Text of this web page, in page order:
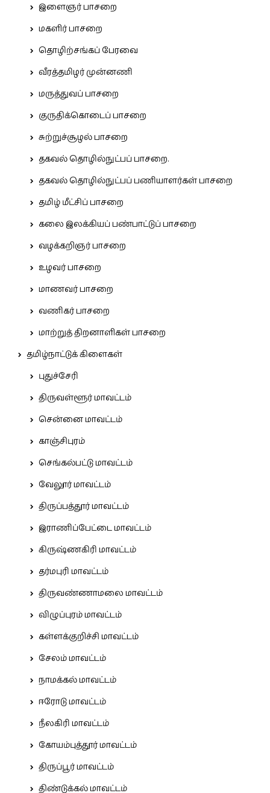
இளைஞர் பாசறை
மகளிர் பாசறை
தொழிற்சங்கப் பேரவை
வீரத்தமிழர் முன்னணி
மருத்துவப் பாசறை
குருதிக்கொடைப் பாசறை
சுற்றுச்சூழல் பாசறை
தகவல் தொழில்நுட்பப் பாசறை.
தகவல் தொழில்நுட்பப் பணியாளர்கள் பாசறை
தமிழ் மீட்சிப் பாசறை
கலை இலக்கியப் பண்பாட்டுப் பாசறை
வழக்கறிஞர் பாசறை
உழவர் பாசறை
மாணவர் பாசறை
வணிகர் பாசறை
மாற்றுத் திறனாளிகள் பாசறை
தமிழ்நாட்டுக் கிளைகள்
புதுச்சேரி
திருவள்ளூர் மாவட்டம்
சென்னை மாவட்டம்
காஞ்சிபுரம்
செங்கல்பட்டு மாவட்டம்
வேலூர் மாவட்டம்
திருப்பத்தூர் மாவட்டம்
இராணிப்பேட்டை மாவட்டம்
கிருஷ்ணகிரி மாவட்டம்
தர்மபுரி மாவட்டம்
திருவண்ணாமலை மாவட்டம்
விழுப்புரம் மாவட்டம்
கள்ளக்குறிச்சி மாவட்டம்
சேலம் மாவட்டம்
நாமக்கல் மாவட்டம்
ஈரோடு மாவட்டம்
நீலகிரி மாவட்டம்
கோயம்புத்தூர் மாவட்டம்
திருப்பூர் மாவட்டம்
திண்டுக்கல் மாவட்டம்